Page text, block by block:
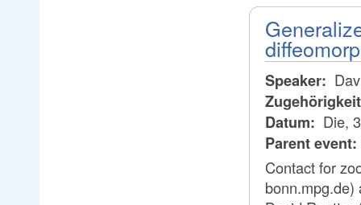
Speaker:
Datum: Die,
Parent event:
Contact for
bonn.mpg.de)